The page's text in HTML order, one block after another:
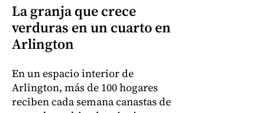
La granja que crece
verduras en un cuarto en
Arlington
En un espacio interior de
Arlington, más de 100 hogares
reciben cada semana canastas de